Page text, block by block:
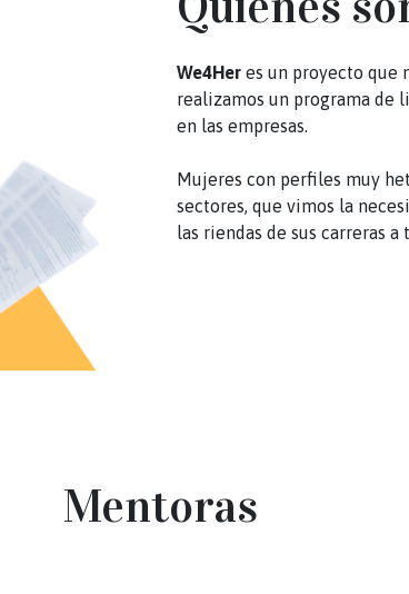
We4Her es un proyecto que
realizamos un programa de
en las empresas.
Mujeres con perfiles muy
sectores, que vimos la
las riendas de sus carreras
Mentoras